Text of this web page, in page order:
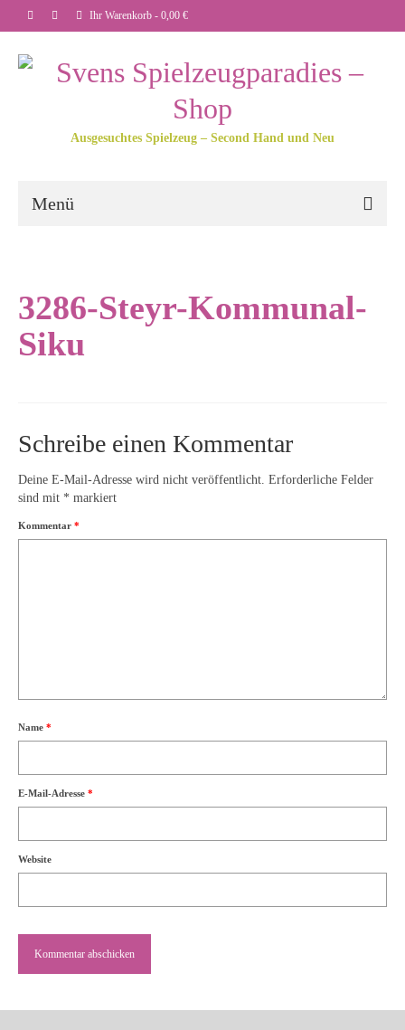
Ihr Warenkorb - 0,00 €
Ausgesuchtes Spielzeug – Second Hand und Neu
Menü
3286-Steyr-Kommunal-
Siku
Schreibe einen Kommentar
Deine E-Mail-Adresse wird nicht veröffentlicht. Erforderliche Felder
sind mit * markiert
Kommentar *
Name *
E-Mail-Adresse *
Website